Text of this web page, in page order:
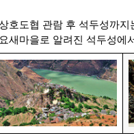
호도협 관람 후 석두성까지
요새마을로 알려진 석두성에